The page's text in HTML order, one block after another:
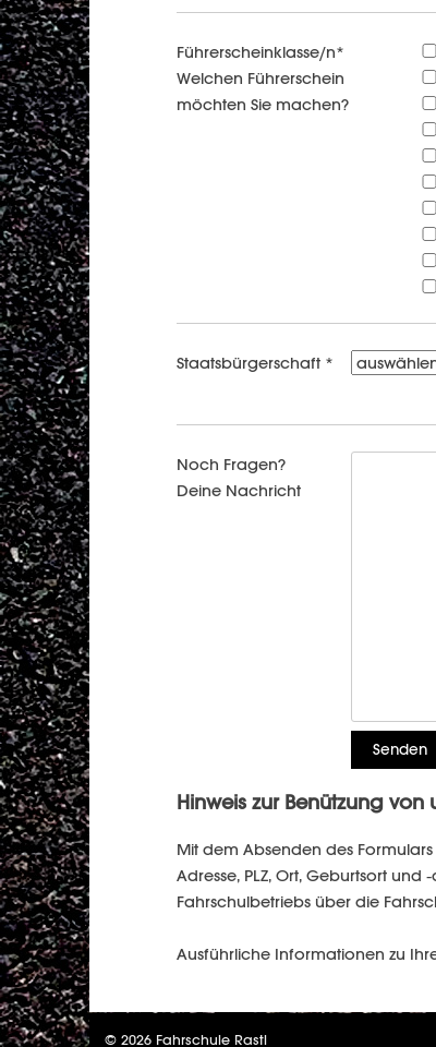
Führerscheinklasse/n*
Welchen Führerschein
möchten Sie machen?
Staatsbürgerschaft *
Noch Fragen?
Deine Nachricht
Hinweis zur Benützung
Mit dem Absenden des
Adresse, PLZ, Ort, Geburtsort
Fahrschulbetriebs über die
Ausführliche Informationen zu
© 2026 Fahrschule Rastl